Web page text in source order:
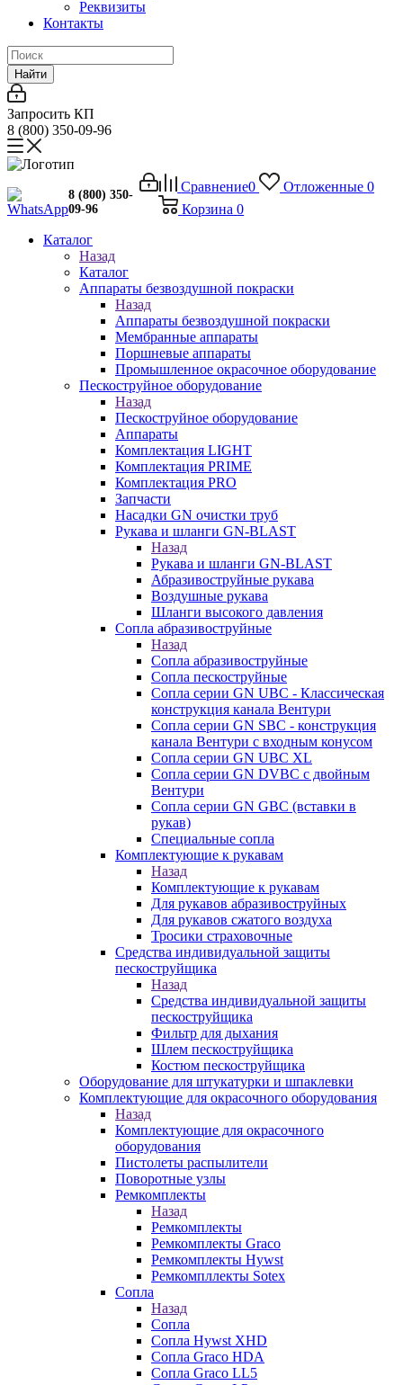
Реквизиты
Контакты
Найти
Запросить КП
8 (800) 350-09-96
Сравнение0 Отложенные 0
Корзина 0
8 (800) 350-
09-96
Каталог
Назад
Каталог
Аппараты безвоздушной покраски
Назад
Аппараты безвоздушной покраски
Мембранные аппараты
Поршневые аппараты
Промышленное окрасочное оборудование
Пескоструйное оборудование
Назад
Пескоструйное оборудование
Аппараты
Комплектация LIGHT
Комплектация PRIME
Комплектация PRO
Запчасти
Насадки GN очистки труб
Рукава и шланги GN-BLAST
Назад
Рукава и шланги GN-BLAST
Абразивоструйные рукава
Воздушные рукава
Шланги высокого давления
Сопла абразивоструйные
Назад
Сопла абразивоструйные
Сопла пескоструйные
Сопла серии GN UBC - Классическая
конструкция канала Вентури
Сопла серии GN SBC - конструкция
канала Вентури c входным конусом
Сопла серии GN UBC XL
Сопла серии GN DVBC с двойным
Вентури
Сопла серии GN GBC (вставки в
рукав)
Специальные сопла
Комплектующие к рукавам
Назад
Комплектующие к рукавам
Для рукавов абразивоструйных
Для рукавов сжатого воздуха
Тросики страховочные
Средства индивидуальной защиты
пескоструйщика
Назад
Средства индивидуальной защиты
пескоструйщика
Фильтр для дыхания
Шлем пескоструйщика
Костюм пескоструйщика
Оборудование для штукатурки и шпаклевки
Комплектующие для окрасочного оборудования
Назад
Комплектующие для окрасочного
оборудования
Пистолеты распылители
Поворотные узлы
Ремкомплекты
Назад
Ремкомплекты
Ремкомплекты Graco
Ремкомплекты Hywst
Ремкомпллекты Sotex
Сопла
Назад
Сопла
Сопла Hywst XHD
Сопла Graco HDA
Сопла Graco LL5